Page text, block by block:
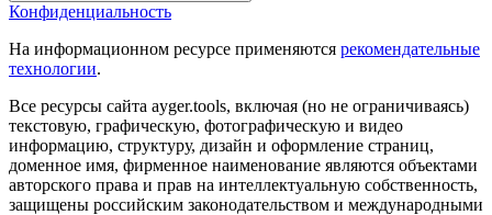
Конфиденциальность
На информационном ресурсе применяются рекомендательные
технологии.
Все ресурсы сайта ayger.tools, включая (но не ограничиваясь)
текстовую, графическую, фотографическую и видео
информацию, структуру, дизайн и оформление страниц,
доменное имя, фирменное наименование являются объектами
авторского права и прав на интеллектуальную собственность,
защищены российским законодательством и международными